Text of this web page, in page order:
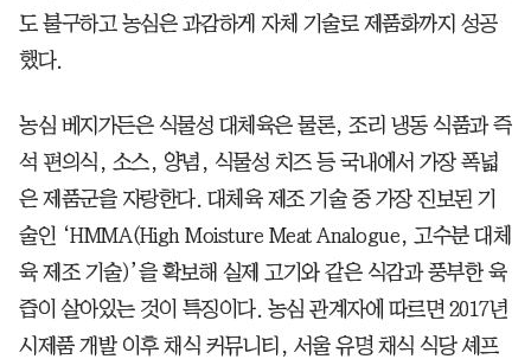
도 불구하고 농심은 과감하게 자체 기술로 제품화까지 성공
했다.
농심 베지가든은 식물성 대체육은 물론, 조리 냉동 식품과 즉
석 편의식, 소스, 양념, 식물성 치즈 등 국내에서 가장 폭넓
은 제품군을 자랑한다. 대체육 제조 기술 중 가장 진보된 기
술인 ‘HMMA(High Moisture Meat Analogue, 고수분 대체
육 제조 기술)’을 확보해 실제 고기와 같은 식감과 풍부한 육
즙이 살아있는 것이 특징이다. 농심 관계자에 따르면 2017년
시제품 개발 이후 채식 커뮤니티, 서울 유명 채식 식당 셰프